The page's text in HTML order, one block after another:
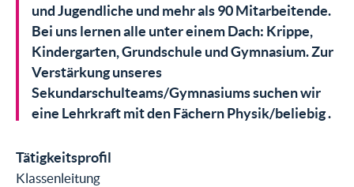
und Jugendliche und mehr als 90 Mitarbeitende.
Bei uns lernen alle unter einem Dach: Krippe,
Kindergarten, Grundschule und Gymnasium. Zur
Verstärkung unseres
Sekundarschulteams/Gymnasiums suchen wir
eine Lehrkraft mit den Fächern Physik/beliebig .
Tätigkeitsprofil
Klassenleitung